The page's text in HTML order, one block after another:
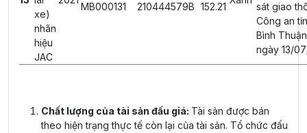
xe)
nhãn
hiệu
JAC
MB000131 210444579B 152.21
sát giao
Công an
Bình
ngày 13/
Chất lượng của tài sản đấu giá: Tài sản được bán
theo hiện trạng thực tế còn lại của tài sản. Tổ chức đấu